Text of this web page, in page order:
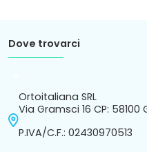
Dove trovarci
Ortoitaliana SRL
Via Gramsci 16 CP:
P.IVA/C.F.: 02430970513